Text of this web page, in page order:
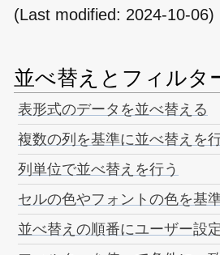
(Last modified: 2024-10-06)
並べ替えとフィルタ
表形式のデータを並べ替える
複数の列を基準に並べ替えを
列単位で並べ替えを行う
セルの色やフォントの色を基
並べ替えの順番にユーザー設